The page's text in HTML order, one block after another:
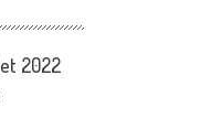
2022